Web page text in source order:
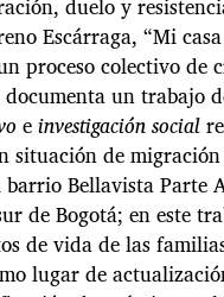
duelo y
Escárraga, “Mi
proceso colectivo de
un trabajo
einvestigación social
situación de
Bellavista Parte
de Bogotá; en este
de vida de las
lugar de